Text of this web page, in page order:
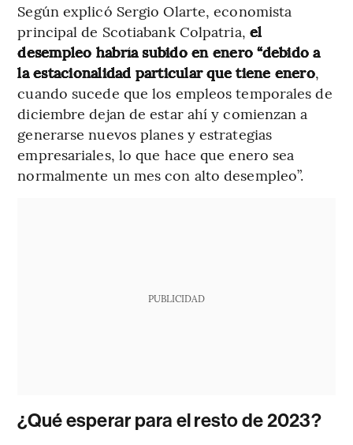
Según explicó Sergio Olarte, economista
principal de Scotiabank Colpatria, el
desempleo habría subido en enero “debido a
la estacionalidad particular que tiene enero,
cuando sucede que los empleos temporales de
diciembre dejan de estar ahí y comienzan a
generarse nuevos planes y estrategias
empresariales, lo que hace que enero sea
normalmente un mes con alto desempleo”.
PUBLICIDAD
¿Qué esperar para el resto de 2023?